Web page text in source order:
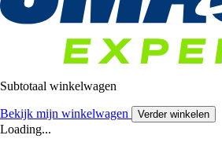
Subtotaal winkelwagen
Bekijk mijn winkelwagen Verder winkelen
Loading...